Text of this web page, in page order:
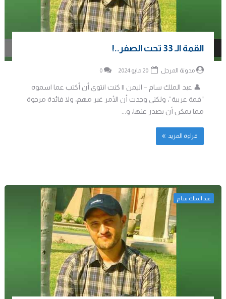
القمة الـ 33 تحت الصفر..!
مدونة المرجل 0
👤 عبد الملك سام – اليمن || كنت انتوي أن أكتب عما اسموه
“قمة عربية”، ولكني وجدت أن الأمر غير مهم، ولا فائدة مرجوة
مما يمكن أن يصدر عنها، و...
قراءة المزيد
عبد الملك سام